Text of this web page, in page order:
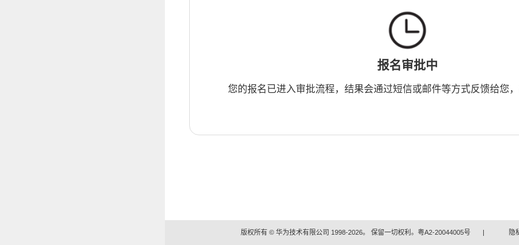
报名审批中
您的报名已进入审批流程，结果会通过短信或邮件等方式反馈给您，
版权所有 © 华为技术有限公司 1998-2026。 保留一切权利。粤A2-20044005号 | 隐